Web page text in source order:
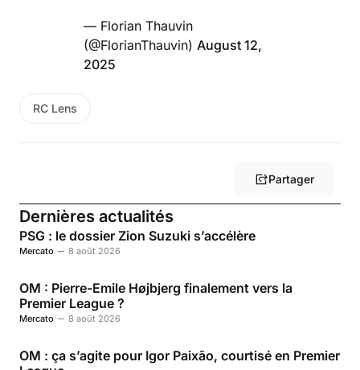
— Florian Thauvin
(@FlorianThauvin) August 12,
2025
RC Lens
Partager
Dernières actualités
PSG : le dossier Zion Suzuki s’accélère
Mercato 8 août 2026
OM : Pierre-Emile Højbjerg finalement vers la
Premier League ?
Mercato 8 août 2026
OM : ça s’agite pour Igor Paixão, courtisé en Premier